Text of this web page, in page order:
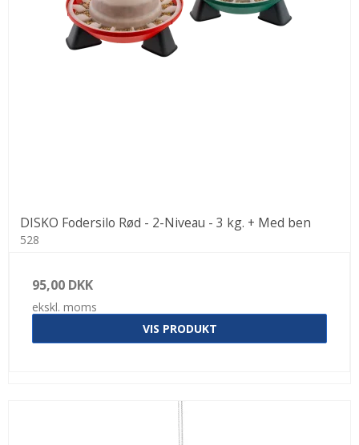
DISKO Fodersilo Rød - 2-Niveau - 3 kg. + Med ben
528
95,00 DKK
ekskl. moms
VIS PRODUKT